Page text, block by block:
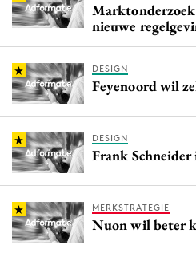
nieuwe
DESIGN
Feyenoord wil
DESIGN
Frank
MERKSTRATEGIE
Nuon wil beter